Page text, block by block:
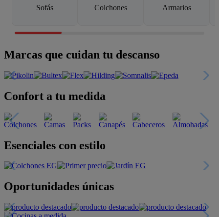
Sofás Colchones Armarios
Marcas que cuidan tu descanso
Confort a tu medida
Esenciales con estilo
Oportunidades únicas